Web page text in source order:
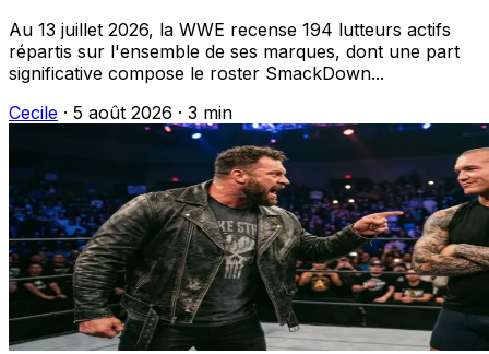
Au 13 juillet 2026, la WWE recense 194 lutteurs actifs
répartis sur l'ensemble de ses marques, dont une part
significative compose le roster SmackDown...
Cecile · 5 août 2026 · 3 min